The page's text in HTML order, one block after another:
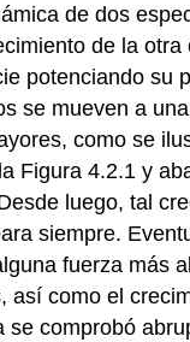
de dos
de la otra
potenciando su
se mueven a
como se
Figura 4.2.1 y
luego, tal
siempre.
fuerza más
así como el
se comprobó